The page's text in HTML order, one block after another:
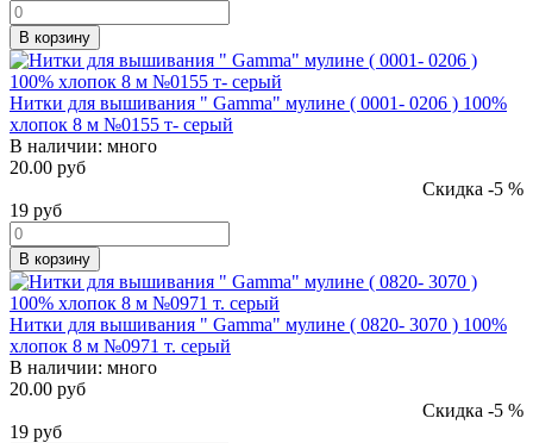
В корзину
Нитки для вышивания " Gamma" мулине ( 0001- 0206 ) 100%
хлопок 8 м №0155 т- серый
В наличии: много
20.00 руб
Скидка -5 %
19 руб
В корзину
Нитки для вышивания " Gamma" мулине ( 0820- 3070 ) 100%
хлопок 8 м №0971 т. серый
В наличии: много
20.00 руб
Скидка -5 %
19 руб